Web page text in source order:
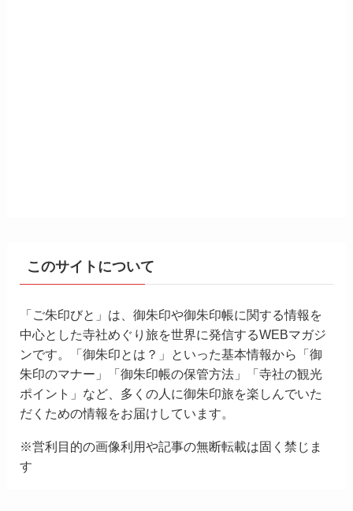
このサイトについて
「ご朱印びと」は、御朱印や御朱印帳に関する情報を
中心とした寺社めぐり旅を世界に発信するWEBマガジ
ンです。「御朱印とは？」といった基本情報から「御
朱印のマナー」「御朱印帳の保管方法」「寺社の観光
ポイント」など、多くの人に御朱印旅を楽しんでいた
だくための情報をお届けしています。
※営利目的の画像利用や記事の無断転載は固く禁じま
す